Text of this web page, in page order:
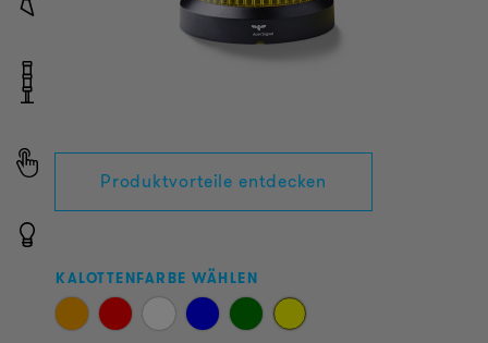
Produktvorteile entdecken
KALOTTENFARBE WÄHLEN